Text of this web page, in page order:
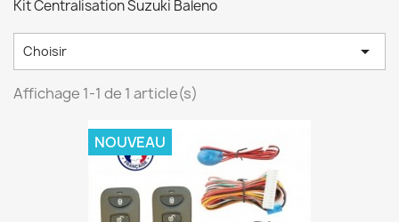
Kit Centralisation Suzuki Baleno
Choisir 
Affichage 1-1 de 1 article(s)
NOUVEAU